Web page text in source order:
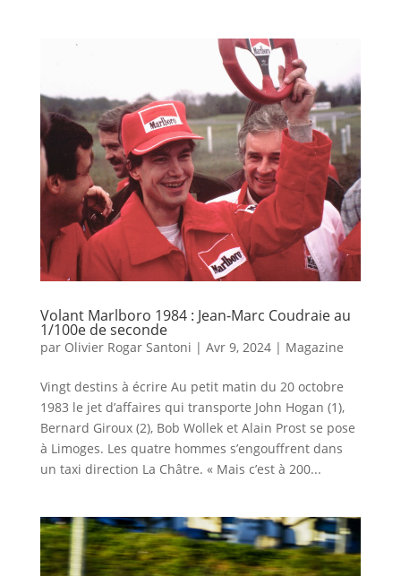
Volant Marlboro 1984 : Jean-Marc Coudraie au
1/100e de seconde
par Olivier Rogar Santoni | Avr 9, 2024| Magazine
Vingt destins à écrire Au petit matin du 20 octobre
1983 le jet d’affaires qui transporte John Hogan (1),
Bernard Giroux (2), Bob Wollek et Alain Prost se pose
à Limoges. Les quatre hommes s’engouffrent dans
un taxi direction La Châtre. « Mais c’est à 200...